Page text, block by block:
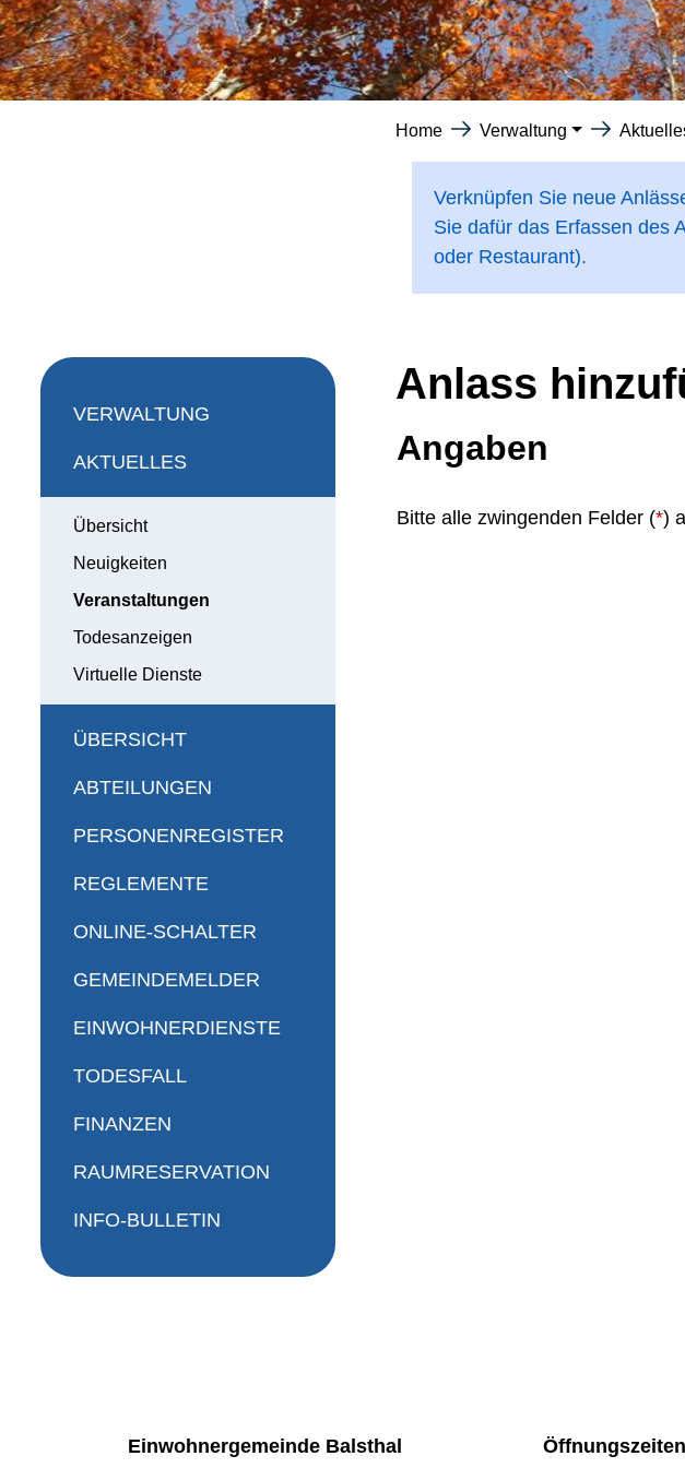
Home Verwaltung
Verknüpfen Sie neue
Sie dafür das Erfassen des
oder Restaurant).
VERWALTUNG
AKTUELLES
Übersicht
Neuigkeiten
Veranstaltungen
Todesanzeigen
Virtuelle Dienste
ÜBERSICHT
ABTEILUNGEN
PERSONENREGISTER
REGLEMENTE
ONLINE-SCHALTER
GEMEINDEMELDER
EINWOHNERDIENSTE
TODESFALL
FINANZEN
RAUMRESERVATION
INFO-BULLETIN
Anlass
Angaben
Bitte alle zwingenden Felder (*)
Einwohnergemeinde Balsthal